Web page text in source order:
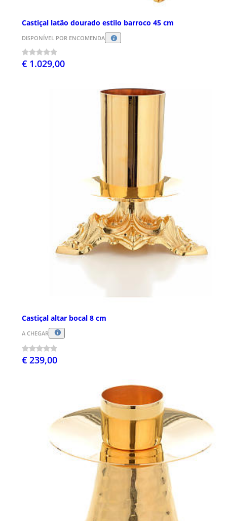
Castiçal latão dourado estilo barroco 45 cm
DISPONÍVEL POR ENCOMENDA
€ 1.029,00
Castiçal altar bocal 8 cm
A CHEGAR
€ 239,00